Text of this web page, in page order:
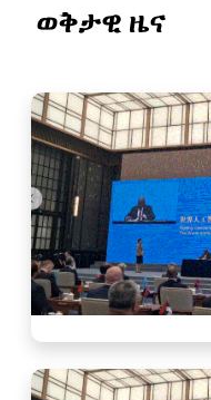
ወቅታዊ ዜና